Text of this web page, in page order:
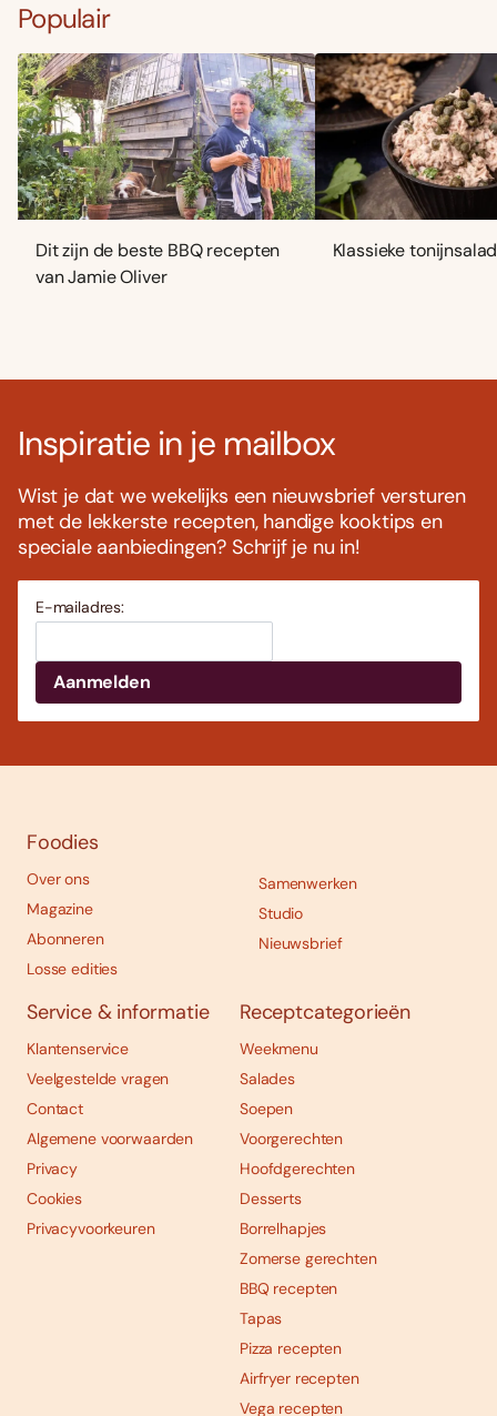
Populair
Dit zijn de beste BBQ recepten
van Jamie Oliver
Klassieke
Inspiratie in je mailbox
Wist je dat we wekelijks een nieuwsbrief versturen
met de lekkerste recepten, handige kooktips en
speciale aanbiedingen? Schrijf je nu in!
E-mailadres:
Foodies
Over ons
Magazine
Abonneren
Losse edities
Samenwerken
Studio
Nieuwsbrief
Service & informatie
Klantenservice
Veelgestelde vragen
Contact
Algemene voorwaarden
Privacy
Cookies
Privacyvoorkeuren
Receptcategorieën
Weekmenu
Salades
Soepen
Voorgerechten
Hoofdgerechten
Desserts
Borrelhapjes
Zomerse gerechten
BBQ recepten
Tapas
Pizza recepten
Airfryer recepten
Vega recepten